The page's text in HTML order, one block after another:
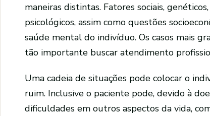
maneiras distintas. Fatores sociais,
psicológicos, assim como questões
saúde mental do indivíduo. Os casos mais
tão importante buscar atendimento
Uma cadeia de situações pode colocar o
ruim. Inclusive o paciente pode, devido à
dificuldades em outros aspectos da vida,